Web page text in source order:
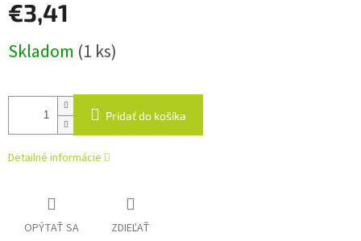
€3,41
cena:
Skladom (1 ks)
Pridať do košíka
Detailné informácie
OPÝTAŤ SA ZDIEĽAŤ